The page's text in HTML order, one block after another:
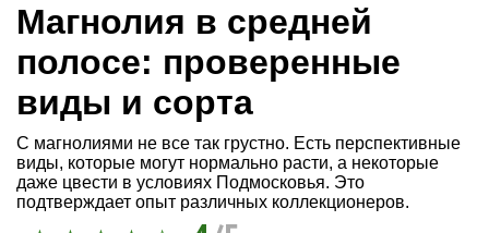
Магнолия в средней
полосе: проверенные
виды и сорта
С магнолиями не все так грустно. Есть перспективные
виды, которые могут нормально расти, а некоторые
даже цвести в условиях Подмосковья. Это
подтверждает опыт различных коллекционеров.